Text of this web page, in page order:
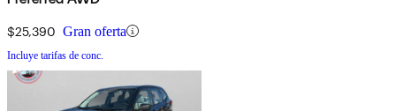
$25,390 Gran oferta
Incluye tarifas de conc.